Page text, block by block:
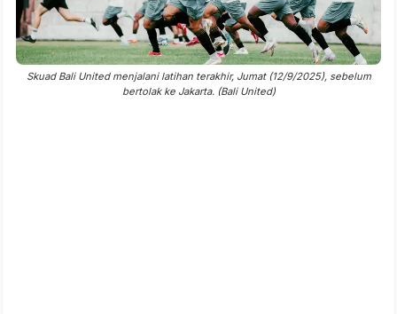
Skuad Bali United menjalani latihan terakhir, Jumat (12/9/2025), sebelum
bertolak ke Jakarta. (Bali United)